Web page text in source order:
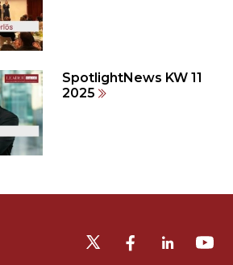
SpotlightNews KW 11
2025